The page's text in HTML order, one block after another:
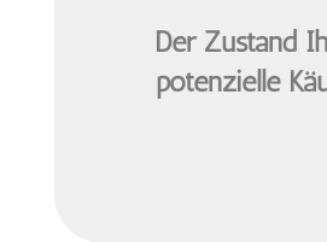
Der Zustand
potenzielle